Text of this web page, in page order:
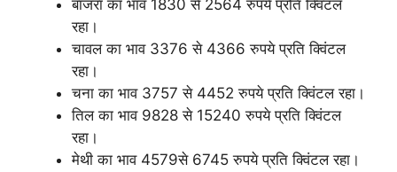
बाजरा का भाव 1830 से 2564 रुपये प्रति क्विंटल
रहा।
चावल का भाव 3376 से 4366 रुपये प्रति क्विंटल
रहा।
चना का भाव 3757 से 4452 रुपये प्रति क्विंटल रहा।
तिल का भाव 9828 से 15240 रुपये प्रति क्विंटल
रहा।
मेथी का भाव 4579से 6745 रुपये प्रति क्विंटल रहा।